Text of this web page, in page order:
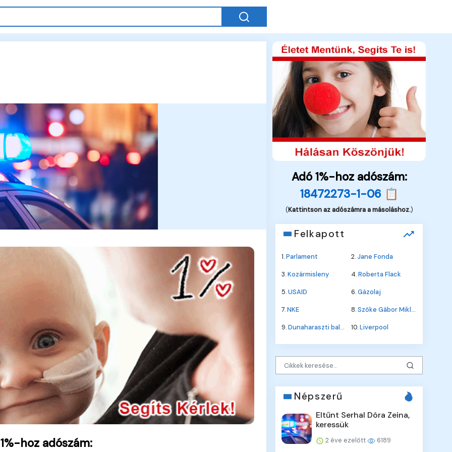
hoz adószám:
Adó 1%-hoz adószám:
18472273-1-06 📋
(Kattintson az adószámra a másoláshoz.)
Felkapott
1.Parlament 2.Jane Fonda
3.Kozármisleny 4.Roberta Flack
5.USAID 6.Gázolaj
7.NKE 8.Szőke Gábor Miklós
9.Dunaharaszti baleset 10.Liverpool
Népszerű
Eltűnt Serhal Dóra Zeina,
keressük
2 éve ezelőtt 6189